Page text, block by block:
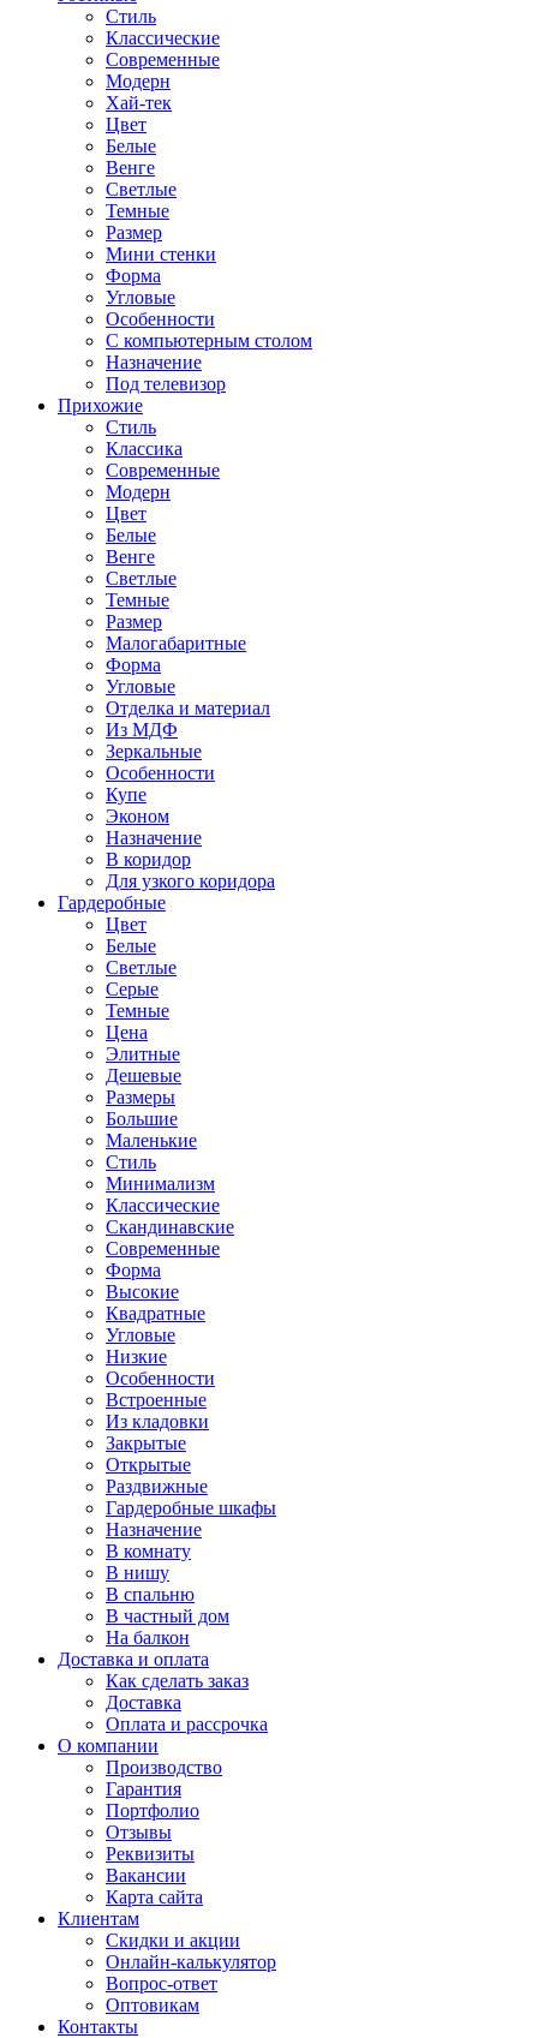
Стиль
Классические
Современные
Модерн
Хай-тек
Цвет
Белые
Венге
Светлые
Темные
Размер
Мини стенки
Форма
Угловые
Особенности
С компьютерным столом
Назначение
Под телевизор
Прихожие
Стиль
Классика
Современные
Модерн
Цвет
Белые
Венге
Светлые
Темные
Размер
Малогабаритные
Форма
Угловые
Отделка и материал
Из МДФ
Зеркальные
Особенности
Купе
Эконом
Назначение
В коридор
Для узкого коридора
Гардеробные
Цвет
Белые
Светлые
Серые
Темные
Цена
Элитные
Дешевые
Размеры
Большие
Маленькие
Стиль
Минимализм
Классические
Скандинавские
Современные
Форма
Высокие
Квадратные
Угловые
Низкие
Особенности
Встроенные
Из кладовки
Закрытые
Открытые
Раздвижные
Гардеробные шкафы
Назначение
В комнату
В нишу
В спальню
В частный дом
На балкон
Доставка и оплата
Как сделать заказ
Доставка
Оплата и рассрочка
О компании
Производство
Гарантия
Портфолио
Отзывы
Реквизиты
Вакансии
Карта сайта
Клиентам
Скидки и акции
Онлайн-калькулятор
Вопрос-ответ
Оптовикам
Контакты